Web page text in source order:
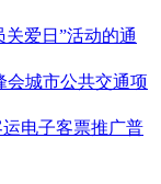
爱日”活动的通
会城市公共交通项
电子客票推广普